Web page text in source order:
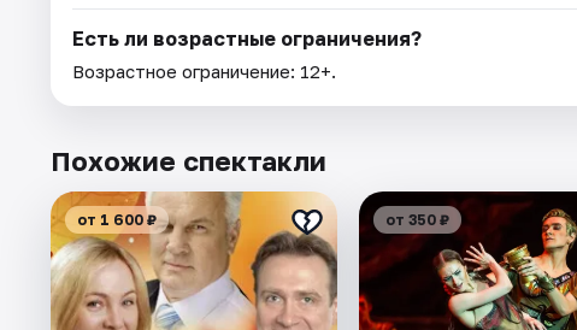
Есть ли возрастные ограничения?
Возрастное ограничение: 12+.
Похожие спектакли
от 1 600 ₽ от 350 ₽